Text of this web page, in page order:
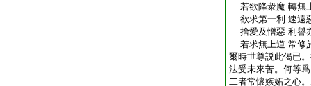
若欲降衆魔 轉無
欲求第一利 速遠
捨愛及憎惡 利譽
若求無上道 常修
爾時世尊説此偈已
法受未來苦。何等
二者常懷嫉妬之心